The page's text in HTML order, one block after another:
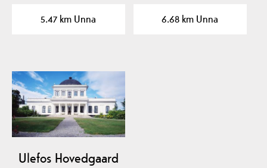
5.47 km Unna
eplemost,…
6.68 km Unna
Ulefos Hovedgaard